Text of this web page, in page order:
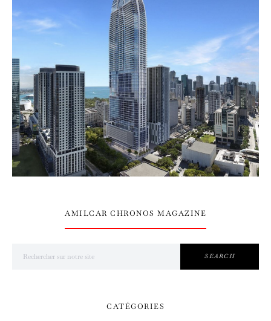
AMILCAR CHRONOS MAGAZINE
SEARCH
CATÉGORIES